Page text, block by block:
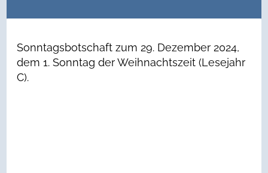
Sonntagsbotschaft zum 29. Dezember 2024,
dem 1. Sonntag der Weihnachtszeit (Lesejahr
C).